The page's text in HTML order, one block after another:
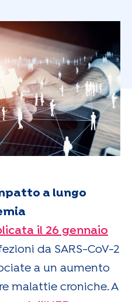
a lungo
il 26 gennaio
da SARS-CoV-2
a un aumento
malattie croniche. A